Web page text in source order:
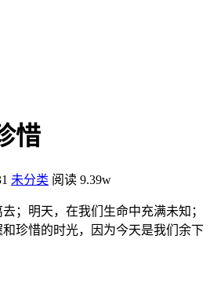
惜
未分类 阅读 9.39w
；明天，在我们生命中充满未知；
珍惜的时光，因为今天是我们余下